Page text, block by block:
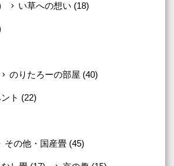
い草への想い (18)
のりたろーの部屋 (40)
ト (22)
その他・国産畳 (45)